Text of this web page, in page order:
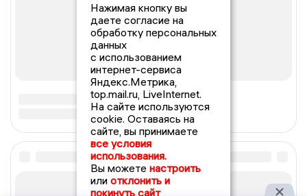
Нажимая кнопку вы
даете согласие на
обработку персональных
данных
с использованием
интернет-сервиса
Яндекс.Метрика,
top.mail.ru, LiveInternet.
На сайте используются
cookie. Оставаясь на
сайте, вы принимаете
все условия
использования.
Вы можете настроить
или отклонить и
покинуть сайт